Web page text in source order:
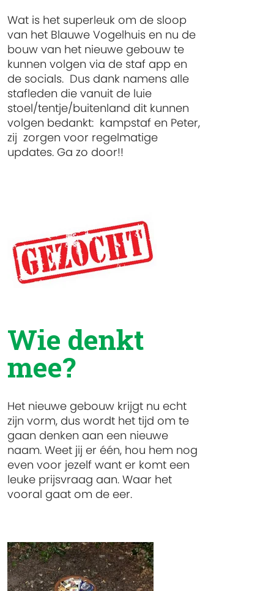
Wat is het superleuk om de sloop
van het Blauwe Vogelhuis en nu de
bouw van het nieuwe gebouw te
kunnen volgen via de staf app en
de socials. Dus dank namens alle
stafleden die vanuit de luie
stoel/tentje/buitenland dit kunnen
volgen bedankt: kampstaf en Peter,
zij zorgen voor regelmatige
updates. Ga zo door!!
Wie denkt
mee?
Het nieuwe gebouw krijgt nu echt
zijn vorm, dus wordt het tijd om te
gaan denken aan een nieuwe
naam. Weet jij er één, hou hem nog
even voor jezelf want er komt een
leuke prijsvraag aan. Waar het
vooral gaat om de eer.